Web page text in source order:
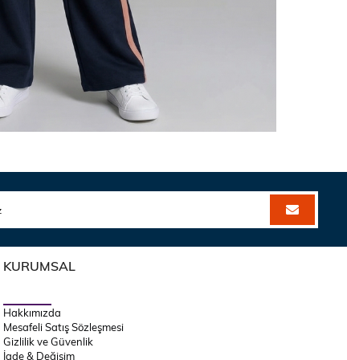
KURUMSAL
Hakkımızda
Mesafeli Satış Sözleşmesi
Gizlilik ve Güvenlik
İade & Değişim